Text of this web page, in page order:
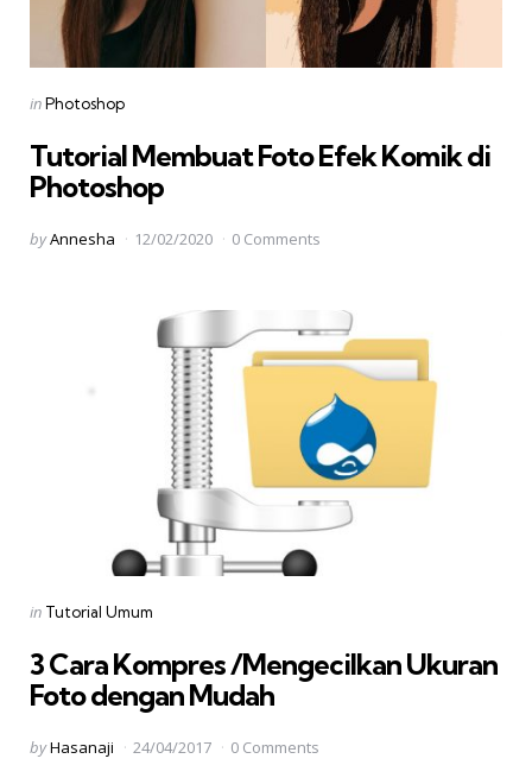
Categories
Posted
inPhotoshop
Tutorial Membuat Foto Efek Komik di
Photoshop
Posted
byAnnesha 12/02/2020 0 Comments
Categories
Posted
in Tutorial Umum
3 Cara Kompres /Mengecilkan Ukuran
Foto dengan Mudah
Posted
byHasanaji 24/04/2017 0 Comments